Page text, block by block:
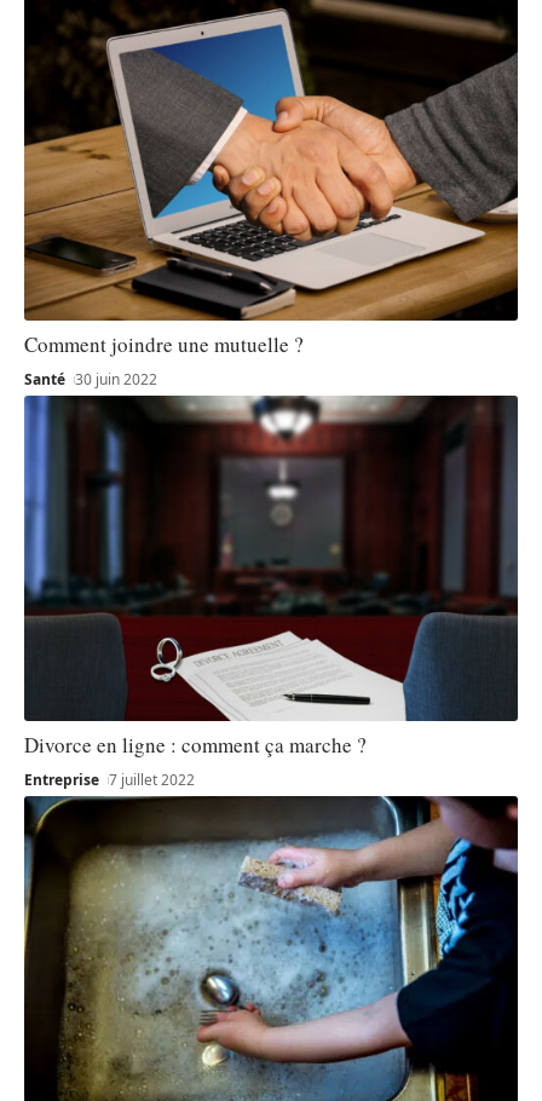
Comment joindre une mutuelle ?
Santé 30 juin 2022
Divorce en ligne : comment ça marche ?
Entreprise 7 juillet 2022